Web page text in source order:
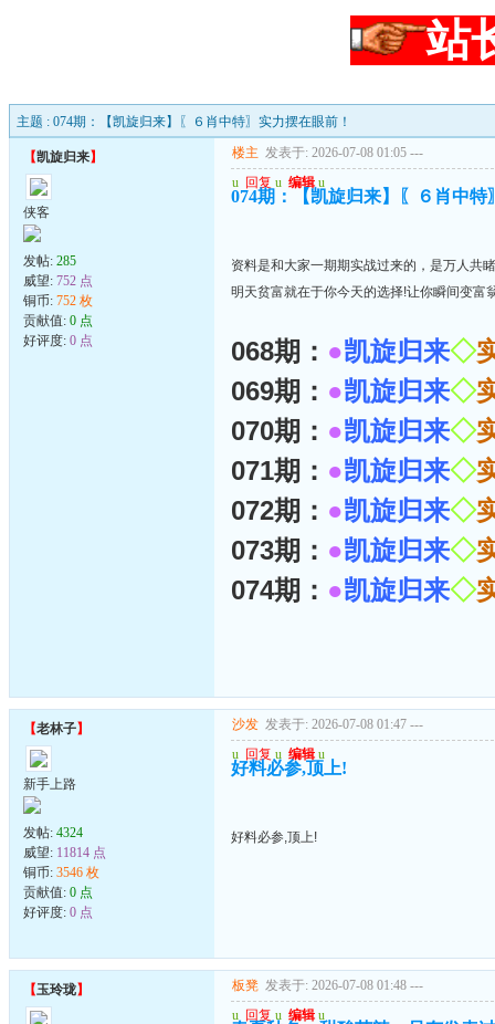
站
主题 : 074期：【凯旋归来】〖６肖中特〗实力摆在眼前！
【凯旋归来】
侠客
发帖: 285
威望: 752 点
铜币: 752 枚
贡献值: 0 点
好评度: 0 点
楼主 发表于: 2026-07-08 01:05 ---
u 回复 u 编辑 u
074期：【凯旋归来】〖６肖中特
资料是和大家一期期实战过来的，是万人共
明天贫富就在于你今天的选择!让你瞬间变富
068期： ●凯旋归来◇
069期： ●凯旋归来◇
070期： ●凯旋归来◇
071期： ●凯旋归来◇
072期： ●凯旋归来◇
073期： ●凯旋归来◇
074期： ●凯旋归来◇
【老林子】
新手上路
发帖: 4324
威望: 11814 点
铜币: 3546 枚
贡献值: 0 点
好评度: 0 点
沙发 发表于: 2026-07-08 01:47 ---
u 回复 u 编辑 u
好料必参,顶上!
好料必参,顶上!
【玉玲珑】 板凳 发表于: 2026-07-08 01:48 ---
u 回复 u 编辑 u